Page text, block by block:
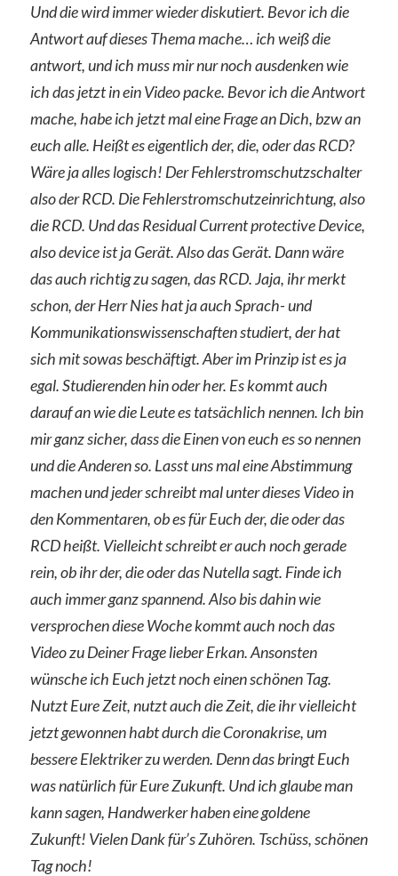
Und die wird immer wieder diskutiert. Bevor ich die
Antwort auf dieses Thema mache… ich weiß die
antwort, und ich muss mir nur noch ausdenken wie
ich das jetzt in ein Video packe. Bevor ich die Antwort
mache, habe ich jetzt mal eine Frage an Dich, bzw an
euch alle. Heißt es eigentlich der, die, oder das RCD?
Wäre ja alles logisch! Der Fehlerstromschutzschalter
also der RCD. Die Fehlerstromschutzeinrichtung, also
die RCD. Und das Residual Current protective Device,
also device ist ja Gerät. Also das Gerät. Dann wäre
das auch richtig zu sagen, das RCD. Jaja, ihr merkt
schon, der Herr Nies hat ja auch Sprach- und
Kommunikationswissenschaften studiert, der hat
sich mit sowas beschäftigt. Aber im Prinzip ist es ja
egal. Studierenden hin oder her. Es kommt auch
darauf an wie die Leute es tatsächlich nennen. Ich bin
mir ganz sicher, dass die Einen von euch es so nennen
und die Anderen so. Lasst uns mal eine Abstimmung
machen und jeder schreibt mal unter dieses Video in
den Kommentaren, ob es für Euch der, die oder das
RCD heißt. Vielleicht schreibt er auch noch gerade
rein, ob ihr der, die oder das Nutella sagt. Finde ich
auch immer ganz spannend. Also bis dahin wie
versprochen diese Woche kommt auch noch das
Video zu Deiner Frage lieber Erkan. Ansonsten
wünsche ich Euch jetzt noch einen schönen Tag.
Nutzt Eure Zeit, nutzt auch die Zeit, die ihr vielleicht
jetzt gewonnen habt durch die Coronakrise, um
bessere Elektriker zu werden. Denn das bringt Euch
was natürlich für Eure Zukunft. Und ich glaube man
kann sagen, Handwerker haben eine goldene
Zukunft! Vielen Dank für’s Zuhören. Tschüss, schönen
Tag noch!